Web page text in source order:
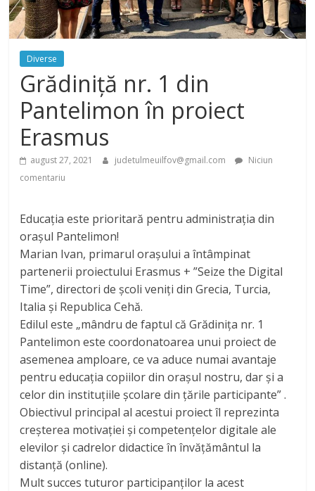
Diverse
Grădiniță nr. 1 din
Pantelimon în proiect
Erasmus
august 27, 2021 judetulmeuilfov@gmail.com
Niciun
comentariu
Educația este prioritară pentru administrația din
orașul Pantelimon!
Marian Ivan, primarul orașului a întâmpinat
partenerii proiectului Erasmus + ”Seize the Digital
Time”, directori de școli veniți din Grecia, Turcia,
Italia și Republica Cehă.
Edilul este „mândru de faptul că Grădinița nr. 1
Pantelimon este coordonatoarea unui proiect de
asemenea amploare, ce va aduce numai avantaje
pentru educația copiilor din orașul nostru, dar și a
celor din instituțiile școlare din țările participante” .
Obiectivul principal al acestui proiect îl reprezinta
creșterea motivației și competențelor digitale ale
elevilor și cadrelor didactice în învățământul la
distanță (online).
Mult succes tuturor participanților la acest